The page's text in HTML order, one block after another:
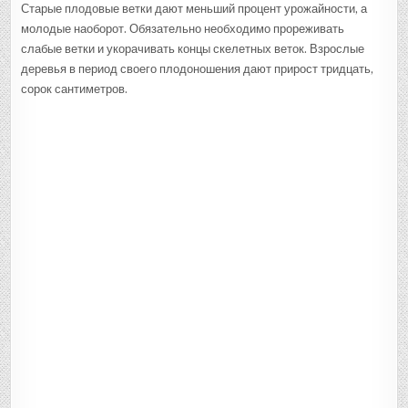
Старые плодовые ветки дают меньший процент урожайности, а
молодые наоборот. Обязательно необходимо прореживать
слабые ветки и укорачивать концы скелетных веток. Взрослые
деревья в период своего плодоношения дают прирост тридцать,
сорок сантиметров.